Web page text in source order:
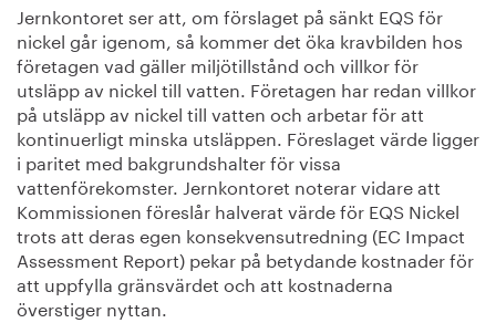
Jernkontoret ser att, om förslaget på sänkt EQS för
nickel går igenom, så kommer det öka kravbilden hos
företagen vad gäller miljötillstånd och villkor för
utsläpp av nickel till vatten. Företagen har redan villkor
på utsläpp av nickel till vatten och arbetar för att
kontinuerligt minska utsläppen. Föreslaget värde ligger
i paritet med bakgrundshalter för vissa
vattenförekomster. Jernkontoret noterar vidare att
Kommissionen föreslår halverat värde för EQS Nickel
trots att deras egen konsekvensutredning (EC Impact
Assessment Report) pekar på betydande kostnader för
att uppfylla gränsvärdet och att kostnaderna
överstiger nyttan.